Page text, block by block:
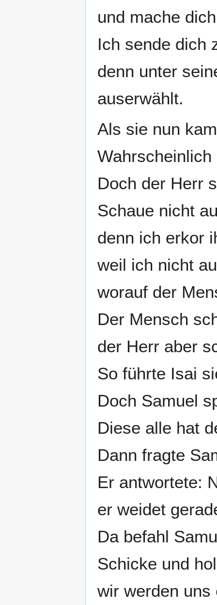
und mache
Ich sende dich
denn unter
auserwählt.
Als sie nun
Doch der Herr
Schaue nicht
denn ich erkor
weil ich nicht
worauf der
Der Mensch
der Herr aber
So führte Isai
Doch Samuel
Diese alle hat
Dann fragte
Er antwortete:
er weidet
Da befahl
Schicke und
wir werden